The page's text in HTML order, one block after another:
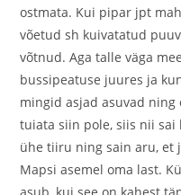
ostmata. Kui pipar jpt
võetud sh kuivatatud
võtnud. Aga talle väga
bussipeatuse juures ja
mingid asjad asuvad
tuiata siin pole, siis nii
ühe tiiru ning sain aru, et
Mapsi asemel oma last.